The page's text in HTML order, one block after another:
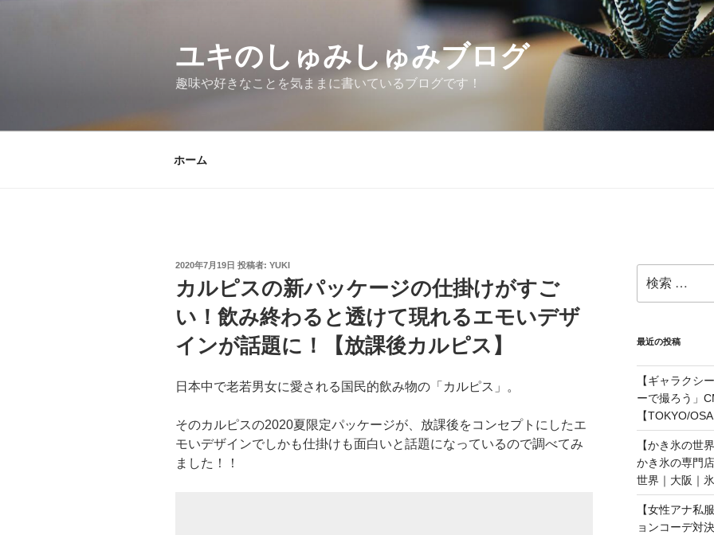
ユキのしゅみしゅみブログ
趣味や好きなことを気ままに書いているブログです！
ホーム
投
日:
2020年7月19日 投稿者: YUKI
カルピスの新パッケージの仕掛けがすご
い！飲み終わると透けて現れるエモいデザ
インが話題に！【放課後カルピス】
日本中で老若男女に愛される国民的飲み物の「カルピス」。
そのカルピスの2020夏限定パッケージが、放課後をコンセプトにしたエ
モいデザインでしかも仕掛けも面白いと話題になっているので調べてみ
ました！！
索:
最近の投稿
【ギャラクシ
ーで撮ろう」
【TOKYO/
【かき氷の世
かき氷の専門
世界｜大阪｜
【女性アナ私
ョンコーデ対